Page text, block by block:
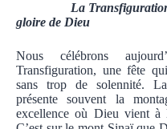
La
gloire de Dieu
Nous célébrons
Transfiguration, une fête
sans trop de solennité.
présente souvent la
excellence où Dieu vient à